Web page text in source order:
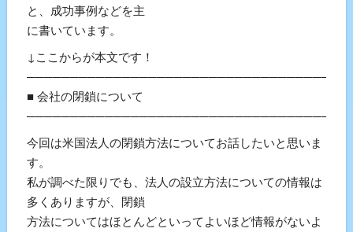
と、成功事例などを主
に書いています。
↓ここからが本文です！
───────────────────────────────────
■ 会社の閉鎖について
───────────────────────────────────
今回は米国法人の閉鎖方法についてお話したいと思いま
す。
私が調べた限りでも、法人の設立方法についての情報は
多くありますが、閉鎖
方法についてはほとんどといってよいほど情報がないよ